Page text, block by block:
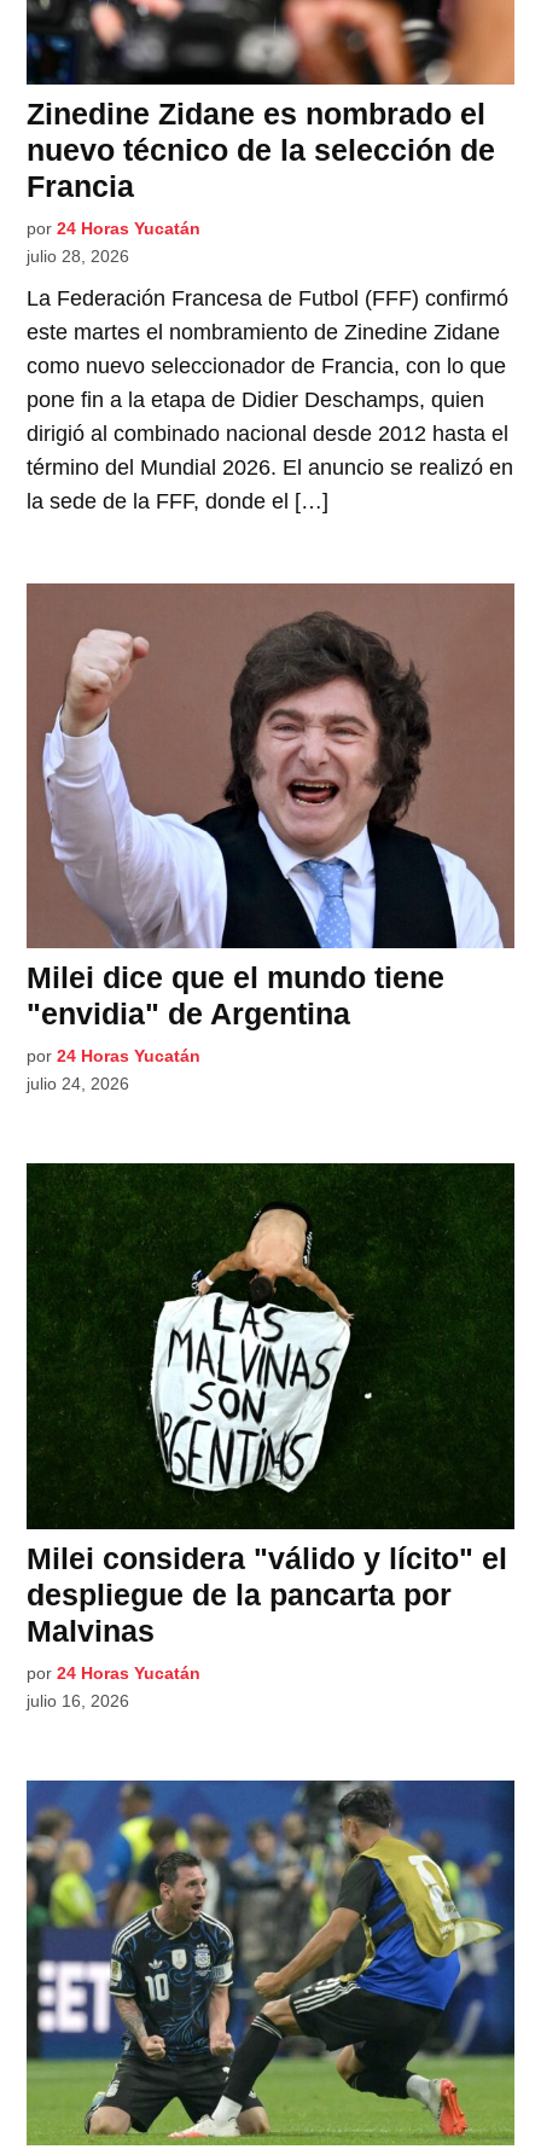
Zinedine Zidane es nombrado el
nuevo técnico de la selección de
Francia
por 24 Horas Yucatán
julio 28, 2026
La Federación Francesa de Futbol (FFF) confirmó
este martes el nombramiento de Zinedine Zidane
como nuevo seleccionador de Francia, con lo que
pone fin a la etapa de Didier Deschamps, quien
dirigió al combinado nacional desde 2012 hasta el
término del Mundial 2026. El anuncio se realizó en
la sede de la FFF, donde el […]
Milei dice que el mundo tiene
"envidia" de Argentina
por 24 Horas Yucatán
julio 24, 2026
Milei considera "válido y lícito" el
despliegue de la pancarta por
Malvinas
por 24 Horas Yucatán
julio 16, 2026